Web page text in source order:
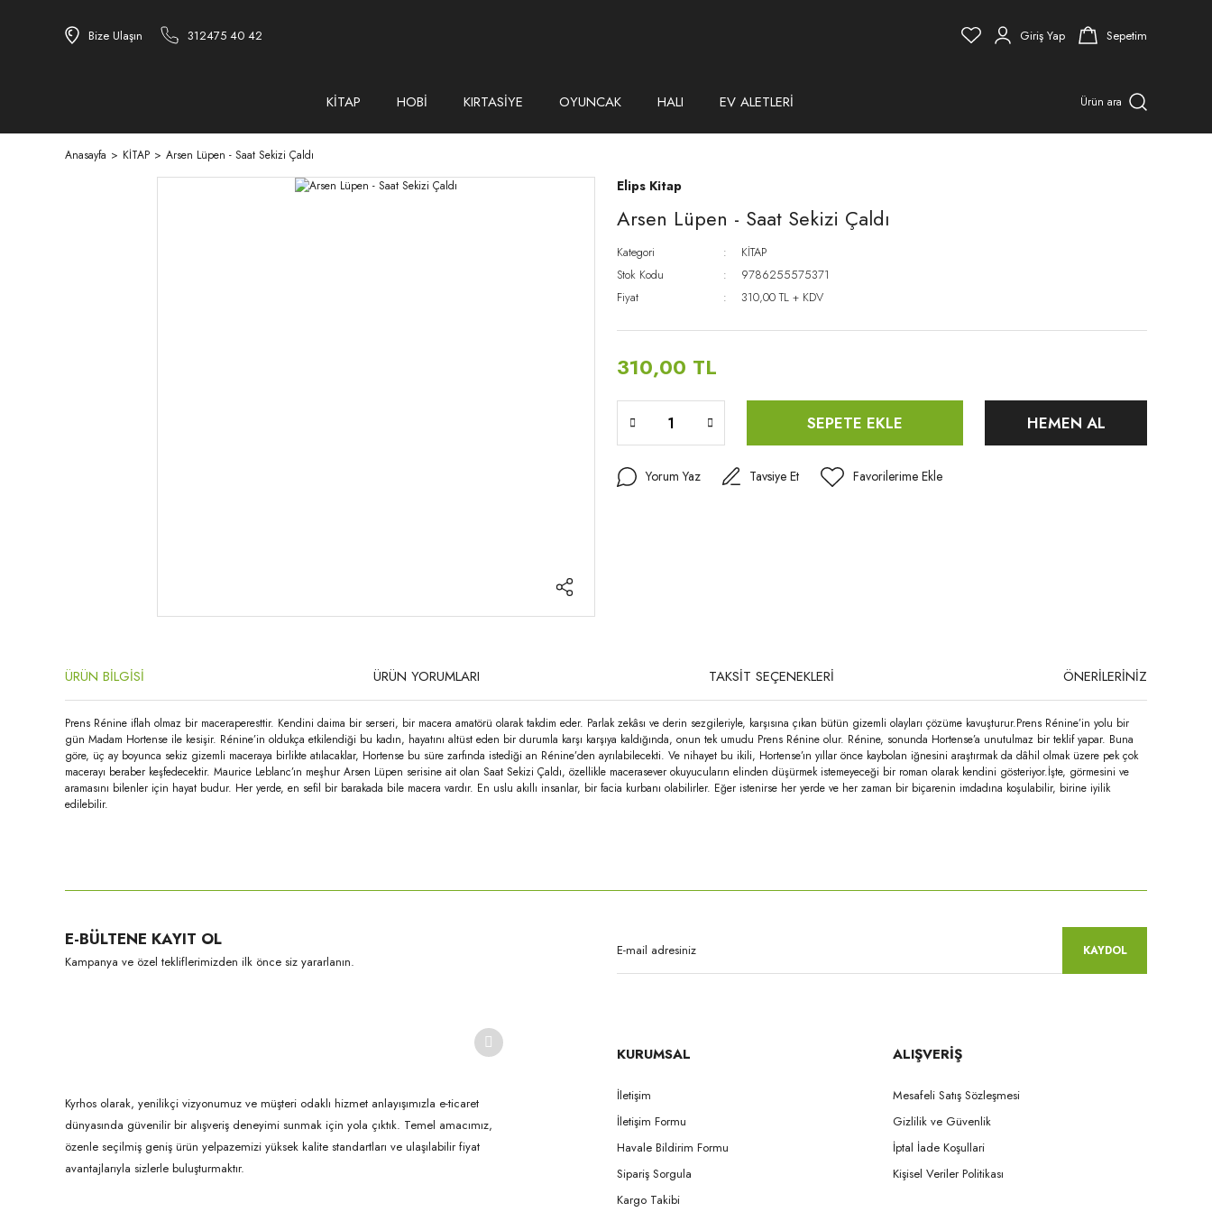
Bize Ulaşın 312475 40 42 Giriş Yap Sepetim
KİTAP HOBİ KIRTASİYE OYUNCAK HALI EV ALETLERİ Ürün ara
Anasayfa KİTAP Arsen Lüpen - Saat Sekizi Çaldı
Elips Kitap
Arsen Lüpen - Saat Sekizi Çaldı
Kategori
KİTAP
Stok Kodu
9786255575371
Fiyat
310,00 TL + KDV
310,00 TL
SEPETE EKLE HEMEN AL
Yorum Yaz Tavsiye Et
ÜRÜN BİLGİSİ ÜRÜN YORUMLARI TAKSİT SEÇENEKLERİ ÖNERİLERİNİZ
Prens Rénine iflah olmaz bir maceraperesttir. Kendini daima bir serseri, bir macera amatörü olarak takdim eder. Parlak zekâsı ve derin sezgileriyle, karşısına çıkan bütün gizemli olayları çözüme kavuşturur.Prens Rénine’in yolu bir
gün Madam Hortense ile kesişir. Rénine’in oldukça etkilendiği bu kadın, hayatını altüst eden bir durumla karşı karşıya kaldığında, onun tek umudu Prens Rénine olur. Rénine, sonunda Hortense’a unutulmaz bir teklif yapar. Buna
göre, üç ay boyunca sekiz gizemli maceraya birlikte atılacaklar, Hortense bu süre zarfında istediği an Rénine’den ayrılabilecekti. Ve nihayet bu ikili, Hortense’ın yıllar önce kaybolan iğnesini araştırmak da dâhil olmak üzere pek çok
macerayı beraber keşfedecektir. Maurice Leblanc’ın meşhur Arsen Lüpen serisine ait olan Saat Sekizi Çaldı, özellikle macerasever okuyucuların elinden düşürmek istemeyeceği bir roman olarak kendini gösteriyor.İşte, görmesini ve
aramasını bilenler için hayat budur. Her yerde, en sefil bir barakada bile macera vardır. En uslu akıllı insanlar, bir facia kurbanı olabilirler. Eğer istenirse her yerde ve her zaman bir biçarenin imdadına koşulabilir, birine iyilik
edilebilir.
Ürün açıklamasında eksik bilgiler bulunuyor.
Ürün bilgilerinde hatalar bulunuyor.
E-BÜLTENE KAYIT OL
Kampanya ve özel tekliflerimizden ilk önce siz yararlanın.
KAYDOL
Kyrhos olarak, yenilikçi vizyonumuz ve müşteri odaklı hizmet anlayışımızla e-ticaret
dünyasında güvenilir bir alışveriş deneyimi sunmak için yola çıktık. Temel amacımız,
özenle seçilmiş geniş ürün yelpazemizi yüksek kalite standartları ve ulaşılabilir fiyat
avantajlarıyla sizlerle buluşturmaktır.
KURUMSAL
İletişim
İletişim Formu
Havale Bildirim Formu
Sipariş Sorgula
Kargo Takibi
ALIŞVERİŞ
Mesafeli Satış Sözleşmesi
Gizlilik ve Güvenlik
İptal İade Koşullari
Kişisel Veriler Politikası